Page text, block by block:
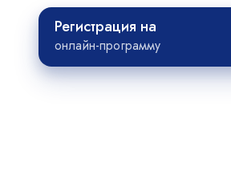
Регистрация на
онлайн-программу
Регистрация